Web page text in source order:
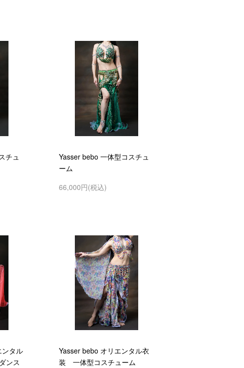
チュ
Yasser bebo 一体型コスチュ
ーム
66,000円(税込)
タル
ンス
Yasser bebo オリエンタル衣
装 一体型コスチューム